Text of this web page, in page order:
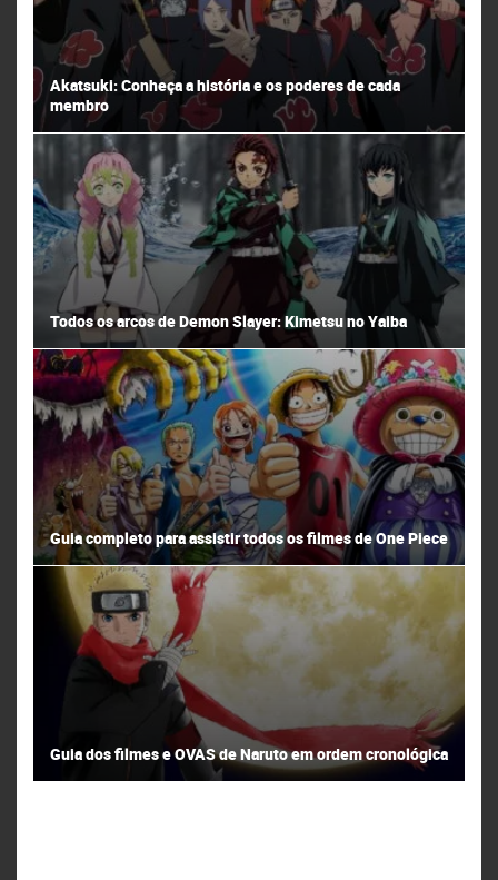
Akatsuki: Conheça a história e os poderes de cada
membro
Todos os arcos de Demon Slayer: Kimetsu no Yaiba
Guia completo para assistir todos os filmes de One Piece
Guia dos filmes e OVAS de Naruto em ordem cronológica